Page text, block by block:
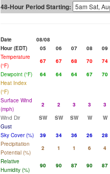
48-Hour Period Starting:
Date 08/08
Hour (EDT)
05 06 07 08 09
Temperature
(°F)
67 67 68 70 74
Dewpoint (°F)
64 64 64 67 70
Heat Index
(°F)
Surface Wind
(mph)
2 2 3 3 3
Wind Dir
SW SW SW W W
Gust
Sky Cover (%)
39 34 36 26 28
Precipitation
Potential (%)
2 1 1 6 4
Relative
Humidity (%)
90 90 87 90 87